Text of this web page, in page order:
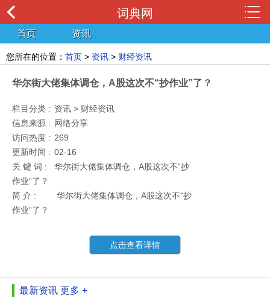
词典网
首页 资讯
您所在的位置： 首页 > 资讯 > 财经资讯
华尔街大佬集体调仓，A股这次不“抄作业”了？
栏目分类 : 资讯 > 财经资讯
信息来源 : 网络分享
访问热度 : 269
更新时间 : 02-16
关 键 词 :
华尔街大佬集体调仓，A股这次不“抄
作业”了？
简 介 :
华尔街大佬集体调仓，A股这次不“抄
作业”了？
点击查看详情
最新资讯 更多 +